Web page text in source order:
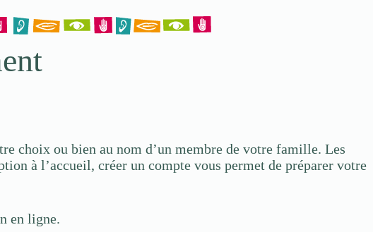
choix ou bien au nom d’un membre de votre famille. Les
à l’accueil, créer un compte vous permet de préparer votre
en ligne.